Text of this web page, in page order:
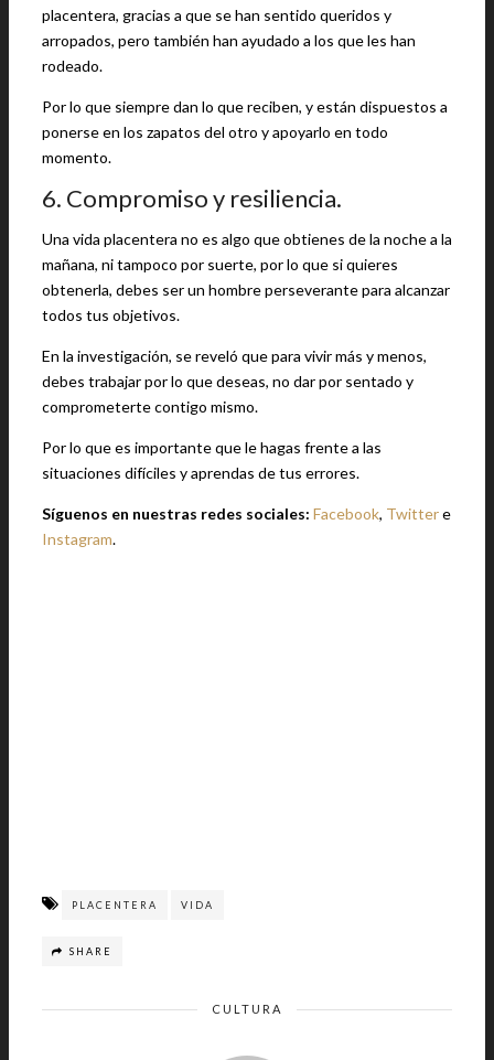
placentera, gracias a que se han sentido queridos y
arropados, pero también han ayudado a los que les han
rodeado.
Por lo que siempre dan lo que reciben, y están dispuestos a
ponerse en los zapatos del otro y apoyarlo en todo
momento.
6. Compromiso y resiliencia.
Una vida placentera no es algo que obtienes de la noche a la
mañana, ni tampoco por suerte, por lo que si quieres
obtenerla, debes ser un hombre perseverante para alcanzar
todos tus objetivos.
En la investigación, se reveló que para vivir más y menos,
debes trabajar por lo que deseas, no dar por sentado y
comprometerte contigo mismo.
Por lo que es importante que le hagas frente a las
situaciones difíciles y aprendas de tus errores.
Síguenos en nuestras redes sociales: Facebook, Twittere
Instagram.
PLACENTERA VIDA
SHARE
CULTURA